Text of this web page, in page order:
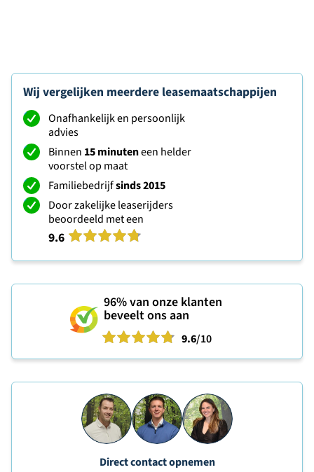
Wij vergelijken meerdere leasemaatschappijen
Onafhankelijk en persoonlijk
advies
Binnen 15 minuteneen helder
voorstel op maat
Familiebedrijfsinds 2015
Door zakelijke leaserijders
beoordeeld met een
9.6
96%van onze klanten
beveelt ons aan
9.6/10
Direct contact opnemen